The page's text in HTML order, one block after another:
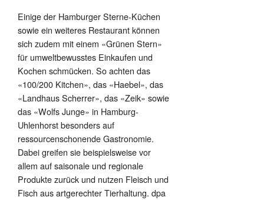
Einige der Hamburger Sterne-Küchen
sowie ein weiteres Restaurant können
sich zudem mit einem «Grünen Stern»
für umweltbewusstes Einkaufen und
Kochen schmücken. So achten das
«100/200 Kitchen», das «Haebel», das
«Landhaus Scherrer», das «Zeik» sowie
das «Wolfs Junge» in Hamburg-
Uhlenhorst besonders auf
ressourcenschonende Gastronomie.
Dabei greifen sie beispielsweise vor
allem auf saisonale und regionale
Produkte zurück und nutzen Fleisch und
Fisch aus artgerechter Tierhaltung. dpa